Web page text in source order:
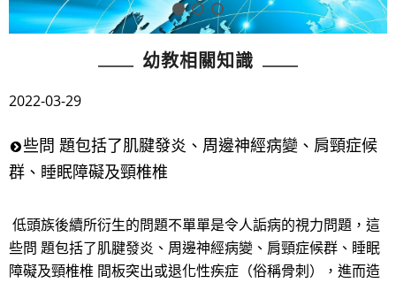
幼教相關知識
2022-03-29
些問 題包括了肌腱發炎、周邊神經病變、肩頸症候
群、睡眠障礙及頸椎椎
低頭族後續所衍生的問題不單單是令人詬病的視力問題，這
些問 題包括了肌腱發炎、周邊神經病變、肩頸症候群、睡眠
障礙及頸椎椎 間板突出或退化性疾症（俗稱骨刺），進而造